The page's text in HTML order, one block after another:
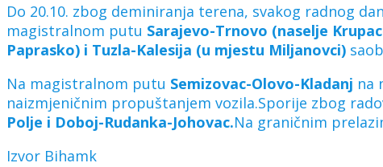
Do 20.10. zbog deminiranja terena, svakog radnog
magistralnom putu Sarajevo-Trnovo (naselje
Paprasko) i Tuzla-Kalesija (u mjestu Miljanovci)
Na magistralnom putu Semizovac-Olovo-Kladanj na
naizmjeničnim propuštanjem vozila.Sporije zbog
Polje i Doboj-Rudanka-Johovac.Na graničnim
Izvor Bihamk